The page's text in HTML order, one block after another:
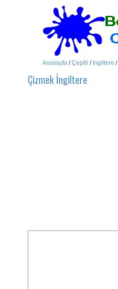
Anasayfa /Çeşitli / İngiltere /
Çizmek İngiltere